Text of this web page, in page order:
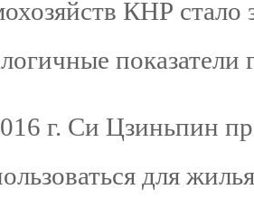
КНР стало
показатели
г. Си Цзиньпин
для